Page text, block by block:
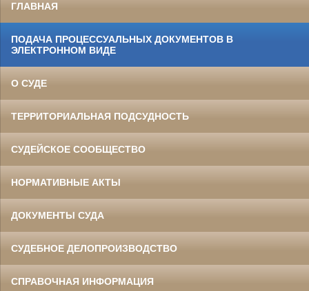
ГЛАВНАЯ
ПОДАЧА ПРОЦЕССУАЛЬНЫХ ДОКУМЕНТОВ В
ЭЛЕКТРОННОМ ВИДЕ
О СУДЕ
ТЕРРИТОРИАЛЬНАЯ ПОДСУДНОСТЬ
СУДЕЙСКОЕ СООБЩЕСТВО
НОРМАТИВНЫЕ АКТЫ
ДОКУМЕНТЫ СУДА
СУДЕБНОЕ ДЕЛОПРОИЗВОДСТВО
СПРАВОЧНАЯ ИНФОРМАЦИЯ